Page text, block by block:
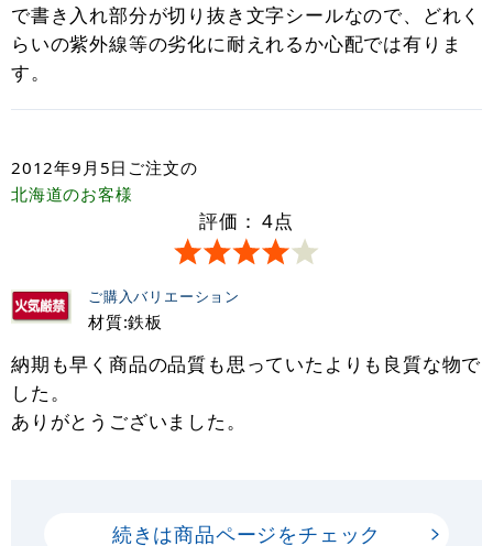
で書き入れ部分が切り抜き文字シールなので、どれく
らいの紫外線等の劣化に耐えれるか心配では有りま
す。
2012年9月5日 ご注文の
北海道のお客様
評価： 4点
ご購入バリエーション
材質:鉄板
納期も早く商品の品質も思っていたよりも良質な物で
した。
ありがとうございました。
続きは商品ページをチェック